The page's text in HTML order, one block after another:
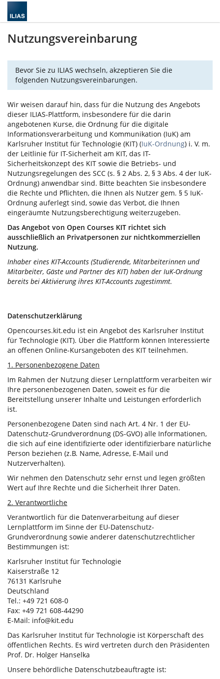
Nutzungsvereinbarung
Bevor Sie zu ILIAS wechseln, akzeptieren Sie die
folgenden Nutzungsvereinbarungen.
Wir weisen darauf hin, dass für die Nutzung des Angebots
dieser ILIAS-Plattform, insbesondere für die darin
angebotenen Kurse, die Ordnung für die digitale
Informationsverarbeitung und Kommunikation (IuK) am
Karlsruher Institut für Technologie (KIT) (IuK-Ordnung) i. V. m.
der Leitlinie für IT-Sicherheit am KIT, das IT-
Sicherheitskonzept des KIT sowie die Betriebs- und
Nutzungsregelungen des SCC (s. § 2 Abs. 2, § 3 Abs. 4 der IuK-
Ordnung) anwendbar sind. Bitte beachten Sie insbesondere
die Rechte und Pflichten, die Ihnen als Nutzer gem. § 5 IuK-
Ordnung auferlegt sind, sowie das Verbot, die Ihnen
eingeräumte Nutzungsberechtigung weiterzugeben.
Das Angebot von Open Courses KIT richtet sich
ausschließlich an Privatpersonen zur nichtkommerziellen
Nutzung.
Inhaber eines KIT-Accounts (Studierende, Mitarbeiterinnen und
Mitarbeiter, Gäste und Partner des KIT) haben der IuK-Ordnung
bereits bei Aktivierung ihres KIT-Accounts zugestimmt.
Datenschutzerklärung
Opencourses.kit.edu ist ein Angebot des Karlsruher Institut
für Technologie (KIT). Über die Plattform können Interessierte
an offenen Online-Kursangeboten des KIT teilnehmen.
1. Personenbezogene Daten
Im Rahmen der Nutzung dieser Lernplattform verarbeiten wir
Ihre personenbezogenen Daten, soweit es für die
Bereitstellung unserer Inhalte und Leistungen erforderlich
ist.
Personenbezogene Daten sind nach Art. 4 Nr. 1 der EU-
Datenschutz-Grundverordnung (DS-GVO) alle Informationen,
die sich auf eine identifizierte oder identifizierbare natürliche
Person beziehen (z.B. Name, Adresse, E-Mail und
Nutzerverhalten).
Wir nehmen den Datenschutz sehr ernst und legen größten
Wert auf Ihre Rechte und die Sicherheit Ihrer Daten.
2. Verantwortliche
Verantwortlich für die Datenverarbeitung auf dieser
Lernplattform im Sinne der EU-Datenschutz-
Grundverordnung sowie anderer datenschutzrechtlicher
Bestimmungen ist:
Karlsruher Institut für Technologie
Kaiserstraße 12
76131 Karlsruhe
Deutschland
Tel.: +49 721 608-0
Fax: +49 721 608-44290
E-Mail: info@kit.edu
Das Karlsruher Institut für Technologie ist Körperschaft des
öffentlichen Rechts. Es wird vertreten durch den Präsidenten
Prof. Dr. Holger Hanselka
Unsere behördliche Datenschutzbeauftragte ist: